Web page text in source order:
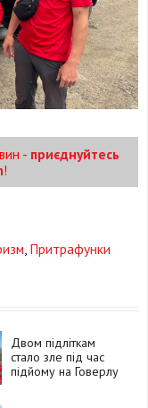
- приєднуйтесь
!
Притрафунки
Двом підліткам
стало зле під час
підйому на Говерлу